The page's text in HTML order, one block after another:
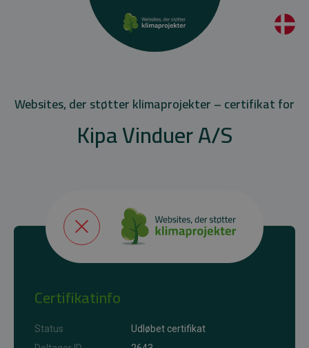
Websites, der støtter klimaprojekter – certifikat for
Kipa Vinduer A/S
Certifikatinfo
Status
Udløbet certifikat